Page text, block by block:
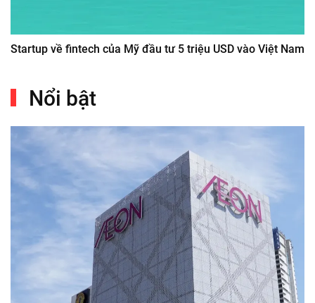
Startup về fintech của Mỹ đầu tư 5 triệu USD vào Việt Nam
Nổi bật